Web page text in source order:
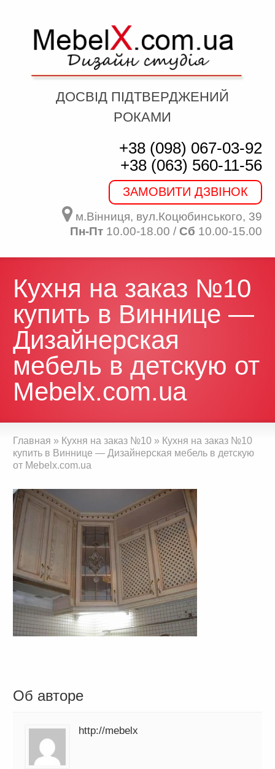
ДОСВІД ПІДТВЕРДЖЕНИЙ
РОКАМИ
+38 (098) 067-03-92
+38 (063) 560-11-56
ЗАМОВИТИ ДЗВІНОК
м.Вінниця, вул.Коцюбинського, 39
Пн-Пт10.00-18.00 / Сб 10.00-15.00
Кухня на заказ №10
купить в Виннице —
Дизайнерская
мебель в детскую от
Mebelx.com.ua
Главная » Кухня на заказ №10 » Кухня на заказ №10
купить в Виннице — Дизайнерская мебель в детскую
от Mebelx.com.ua
Об авторе
http://mebelx